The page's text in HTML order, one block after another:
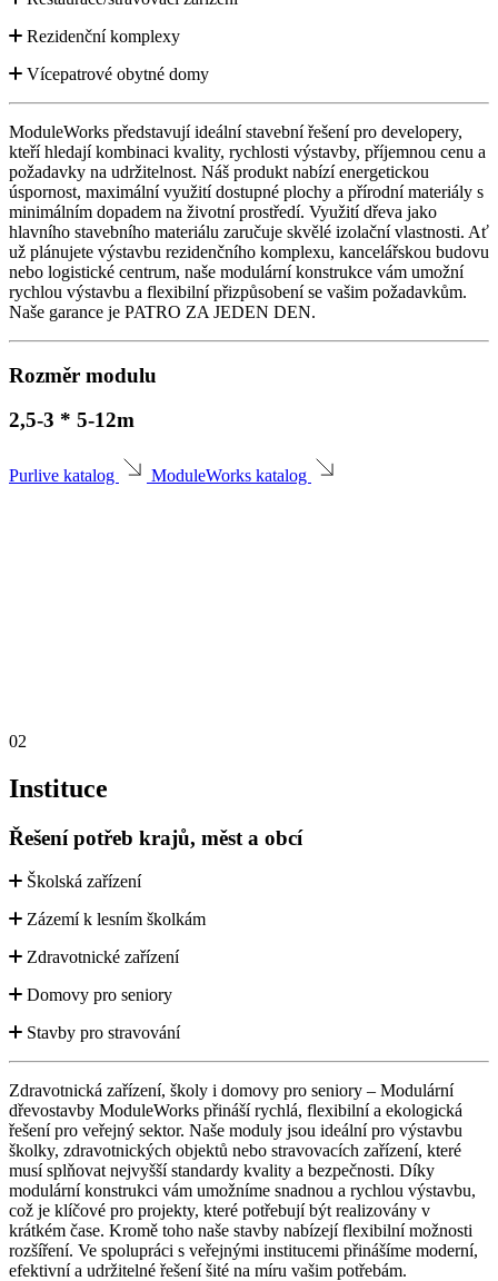
Rezidenční komplexy
Vícepatrové obytné domy
ModuleWorks představují ideální stavební řešení pro developery,
kteří hledají kombinaci kvality, rychlosti výstavby, příjemnou cenu a
požadavky na udržitelnost. Náš produkt nabízí energetickou
úspornost, maximální využití dostupné plochy a přírodní materiály s
minimálním dopadem na životní prostředí. Využití dřeva jako
hlavního stavebního materiálu zaručuje skvělé izolační vlastnosti. Ať
už plánujete výstavbu rezidenčního komplexu, kancelářskou budovu
nebo logistické centrum, naše modulární konstrukce vám umožní
rychlou výstavbu a flexibilní přizpůsobení se vašim požadavkům.
Naše garance je PATRO ZA JEDEN DEN.
Rozměr modulu
2,5-3 * 5-12m
Purlive katalog ModuleWorks katalog
02
Instituce
Řešení potřeb krajů, měst a obcí
Školská zařízení
Zázemí k lesním školkám
Zdravotnické zařízení
Domovy pro seniory
Stavby pro stravování
Zdravotnická zařízení, školy i domovy pro seniory – Modulární
dřevostavby ModuleWorks přináší rychlá, flexibilní a ekologická
řešení pro veřejný sektor. Naše moduly jsou ideální pro výstavbu
školky, zdravotnických objektů nebo stravovacích zařízení, které
musí splňovat nejvyšší standardy kvality a bezpečnosti. Díky
modulární konstrukci vám umožníme snadnou a rychlou výstavbu,
což je klíčové pro projekty, které potřebují být realizovány v
krátkém čase. Kromě toho naše stavby nabízejí flexibilní možnosti
rozšíření. Ve spolupráci s veřejnými institucemi přinášíme moderní,
efektivní a udržitelné řešení šité na míru vašim potřebám.